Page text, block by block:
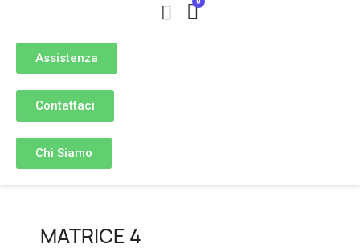
Assistenza
Contattaci
Chi Siamo
MATRICE 4